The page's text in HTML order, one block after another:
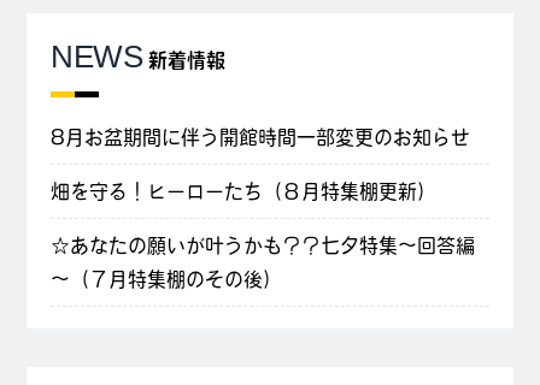
NEWS 新着情報
8月お盆期間に伴う開館時間一部変更のお知らせ
畑を守る！ヒーローたち（８月特集棚更新）
☆あなたの願いが叶うかも？？七夕特集～回答編
～（７月特集棚のその後）